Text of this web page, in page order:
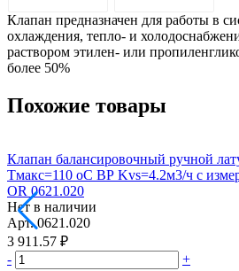
Клапан предназначен для работы в
охлаждения, тепло- и
раствором этилен- или
более 50%
Похожие товары
Клапан балансировочный ручной
Тмакс=110 оС ВР Kvs=4.2м3/ч с
OR 0621.020
Нет в наличии
Арт. 0621.020
3 911.57 ₽
-
+